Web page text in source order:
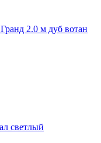
2.0 м дуб вотан